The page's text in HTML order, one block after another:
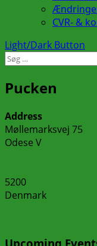
CVR- &
Light/Dark Button
Søg
Pucken
Address
Møllemarksvej 75
Odese V
5200
Denmark